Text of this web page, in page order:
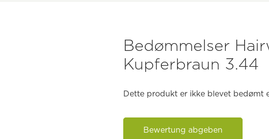
Bedømmelser
Kupferbraun 3.44
Dette produkt er ikke blevet bedømt
Bewertung abgeben